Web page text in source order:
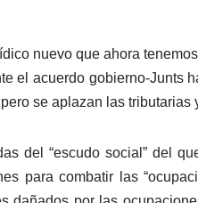
nuevo que ahora
el acuerdo gobierno-Junts
se aplazan las tributarias
del “escudo social” del
para combatir las